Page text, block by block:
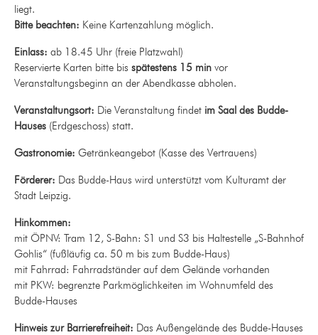
liegt.
Bitte beachten: Keine Kartenzahlung möglich.
Einlass: ab 18.45 Uhr (freie Platzwahl)
Reservierte Karten bitte bis spätestens 15 min vor
Veranstaltungsbeginn an der Abendkasse abholen.
Veranstaltungsort: Die Veranstaltung findet im Saal des Budde-
Hauses (Erdgeschoss) statt.
Gastronomie: Getränkeangebot (Kasse des Vertrauens)
Förderer: Das Budde-Haus wird unterstützt vom Kulturamt der
Stadt Leipzig.
Hinkommen:
mit ÖPNV: Tram 12, S-Bahn: S1 und S3 bis Haltestelle „S-Bahnhof
Gohlis“ (fußläufig ca. 50 m bis zum Budde-Haus)
mit Fahrrad: Fahrradständer auf dem Gelände vorhanden
mit PKW: begrenzte Parkmöglichkeiten im Wohnumfeld des
Budde-Hauses
Hinweis zur Barrierefreiheit: Das Außengelände des Budde-Hauses